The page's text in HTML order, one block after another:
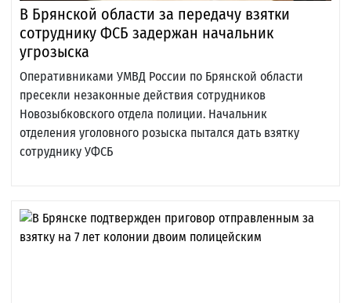
В Брянской области за передачу взятки
сотруднику ФСБ задержан начальник
угрозыска
Оперативниками УМВД России по Брянской области
пресекли незаконные действия сотрудников
Новозыбковского отдела полиции. Начальник
отделения уголовного розыска пытался дать взятку
сотруднику УФСБ